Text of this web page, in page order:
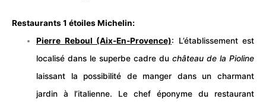
Restaurants 1 étoiles Michelin:
Pierre Reboul (Aix-En-Provence): L’établissement est
localisé dans le superbe cadre duchâteau de la Pioline
laissant la possibilité de manger dans un charmant
jardin à l’italienne. Le chef éponyme du restaurant